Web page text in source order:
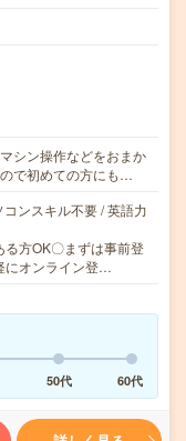
シン操作などをおまか
で初めての方にも…
ンスキル不要 / 英語力
方OK〇まずは事前登
にオンライン登…
50代 60代